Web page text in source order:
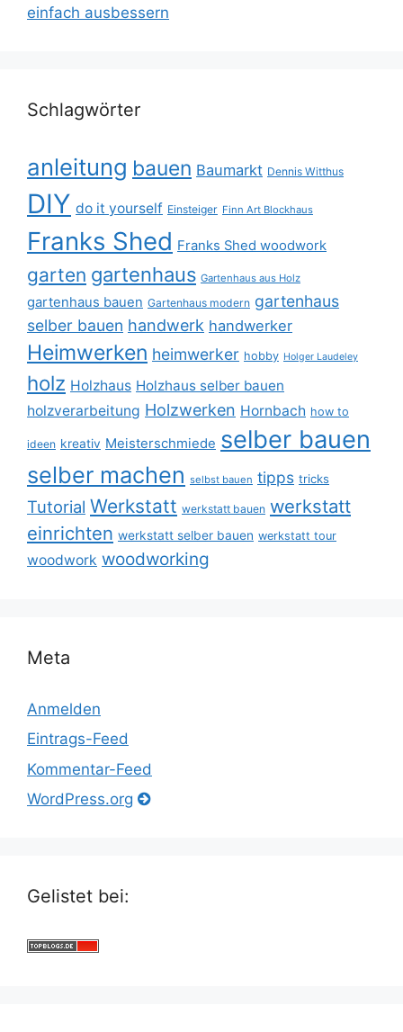
einfach ausbessern
Schlagwörter
anleitung bauen Baumarkt Dennis Witthus
DIY do it yourself Einsteiger Finn Art Blockhaus
Franks Shed Franks Shed woodwork
garten gartenhaus Gartenhaus aus Holz
gartenhaus bauen Gartenhaus modern gartenhaus
selber bauen handwerk handwerker
Heimwerken heimwerker hobby Holger Laudeley
holz Holzhaus Holzhaus selber bauen
holzverarbeitung Holzwerken Hornbach how to
ideen kreativ Meisterschmiede selber bauen
selber machen selbst bauen tipps tricks
Tutorial Werkstatt werkstatt bauen werkstatt
einrichten werkstatt selber bauen werkstatt tour
woodwork woodworking
Meta
Anmelden
Eintrags-Feed
Kommentar-Feed
WordPress.org
Gelistet bei: